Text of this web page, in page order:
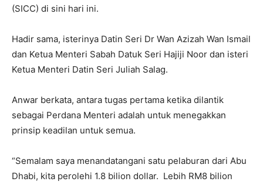
(SICC) di sini hari ini.
Hadir sama, isterinya Datin Seri Dr Wan Azizah Wan Ismail
dan Ketua Menteri Sabah Datuk Seri Hajiji Noor dan isteri
Ketua Menteri Datin Seri Juliah Salag.
Anwar berkata, antara tugas pertama ketika dilantik
sebagai Perdana Menteri adalah untuk menegakkan
prinsip keadilan untuk semua.
“Semalam saya menandatangani satu pelaburan dari Abu
Dhabi, kita perolehi 1.8 bilion dollar. Lebih RM8 bilion